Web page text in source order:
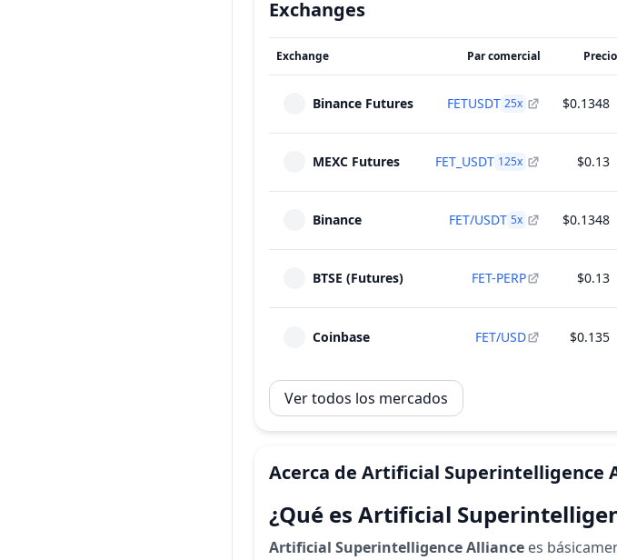
Exchanges
Exchange Par comercial Precio
Binance Futures FETUSDT 25x $0.1348
MEXC Futures FET_USDT 125x $0.13
Binance FET/USDT 5x $0.1348
BTSE (Futures) FET-PERP $0.13
Coinbase FET/USD $0.135
Ver todos los mercados
Acerca de Artificial Superintelligence
¿Qué es Artificial
Artificial Superintelligence Alliance es